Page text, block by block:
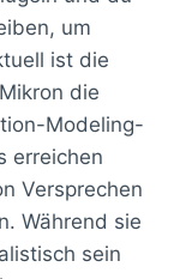
um
ist die
die
Modeling-
erreichen
Versprechen
Während sie
sein